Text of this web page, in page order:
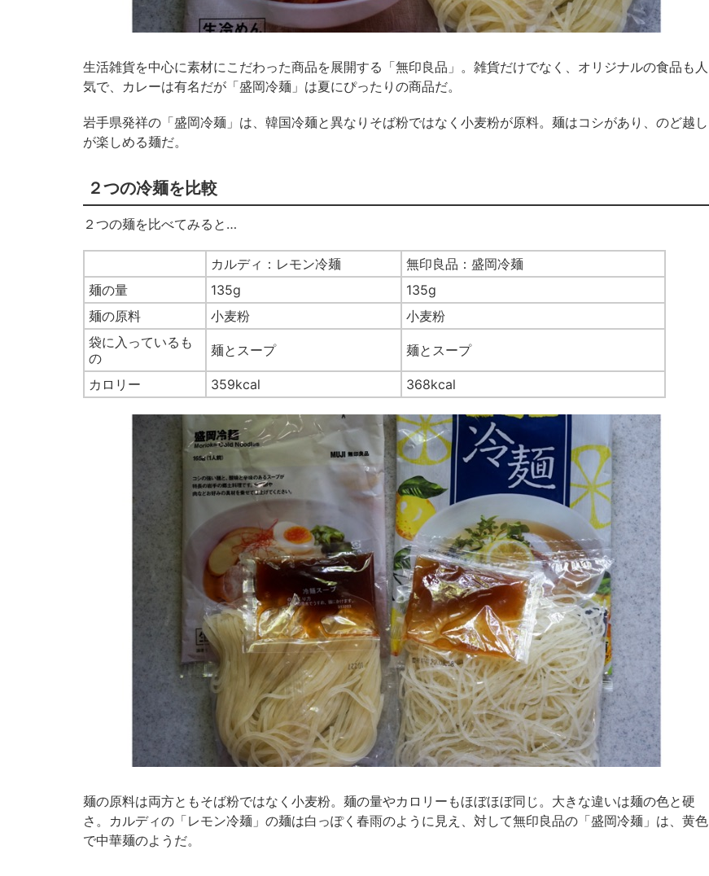
生活雑貨を中心に素材にこだわった商品を展開する「無印良品」。雑貨だけでなく、オリジナルの食品も人
気で、カレーは有名だが「盛岡冷麺」は夏にぴったりの商品だ。
岩手県発祥の「盛岡冷麺」は、韓国冷麺と異なりそば粉ではなく小麦粉が原料。麺はコシがあり、のど越し
が楽しめる麺だ。
２つの冷麺を比較
２つの麺を比べてみると…
カルディ：レモン冷麺
無印良品：盛岡冷麺
麺の量
135g
135g
麺の原料
小麦粉
小麦粉
袋に入っているも
の
麺とスープ 麺とスープ
カロリー 359kcal 368kcal
麺の原料は両方ともそば粉ではなく小麦粉。麺の量やカロリーもほぼほぼ同じ。大きな違いは麺の色と硬
さ。カルディの「レモン冷麺」の麺は白っぽく春雨のように見え、対して無印良品の「盛岡冷麺」は、黄色
で中華麺のようだ。